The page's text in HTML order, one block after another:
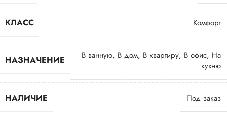
КЛАСС Комфорт
НАЗНАЧЕНИЕ В ванную, В дом, В квартиру, В офис, На
кухню
НАЛИЧИЕ Под заказ